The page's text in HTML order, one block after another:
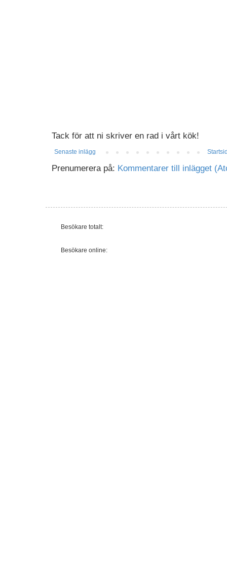
Tack för att ni skriver en rad i vårt kök!
Senaste inlägg
Prenumerera på: Kommentarer till inlägget
Besökare totalt:
Besökare online: